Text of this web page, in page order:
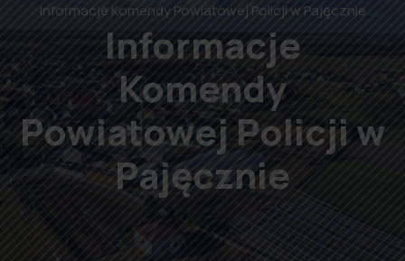
Informacje Komendy Powiatowej Policji w Pajęcznie
Informacje
Komendy
Powiatowej Policji w
Pajęcznie